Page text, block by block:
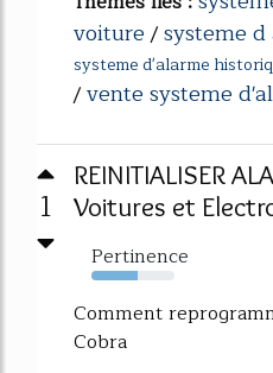
voiture/systeme
systeme d'alarme
/vente systeme
1
REINITIALISER
Voitures et
Pertinence
55%
Comment
Cobra